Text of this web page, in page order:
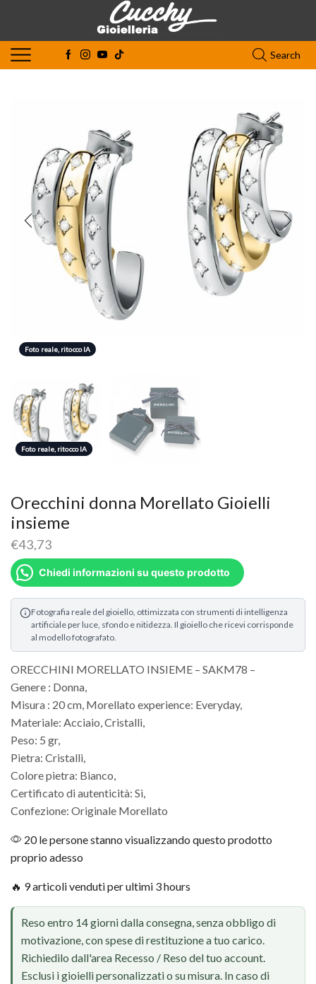
Search
Foto reale, ritocco IA
Foto reale, ritocco IA
Foto reale, ritocco IA
Orecchini donna Morellato Gioielli
insieme
€43,73
Chiedi informazioni su questo prodotto
Fotografia reale del gioiello, ottimizzata con strumenti di intelligenza
artificiale per luce, sfondo e nitidezza. Il gioiello che ricevi corrisponde
al modello fotografato.
ORECCHINI MORELLATO INSIEME – SAKM78 –
Genere : Donna,
Misura : 20 cm, Morellato experience: Everyday,
Materiale: Acciaio, Cristalli,
Peso: 5 gr,
Pietra: Cristalli,
Colore pietra: Bianco,
Certificato di autenticità: Sì,
Confezione: Originale Morellato
20 le persone stanno visualizzando questo prodotto
proprio adesso
🔥 9 articoli venduti per ultimi 3 hours
Reso entro 14 giorni dalla consegna, senza obbligo di
motivazione, con spese di restituzione a tuo carico.
Richiedilo dall'area Recesso / Reso del tuo account.
Esclusi i gioielli personalizzati o su misura. In caso di